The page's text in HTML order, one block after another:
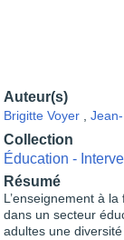
Auteur(s)
Brigitte Voyer
Collection
Éducation -
Résumé
L’enseignement à
dans un secteur
adultes une